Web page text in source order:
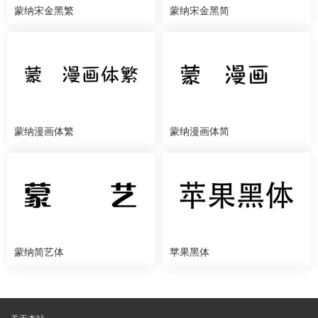
蒙纳宋金黑繁 蒙纳宋金黑简
蒙纳漫画体繁 蒙纳漫画体简
蒙纳简艺体 苹果黑体